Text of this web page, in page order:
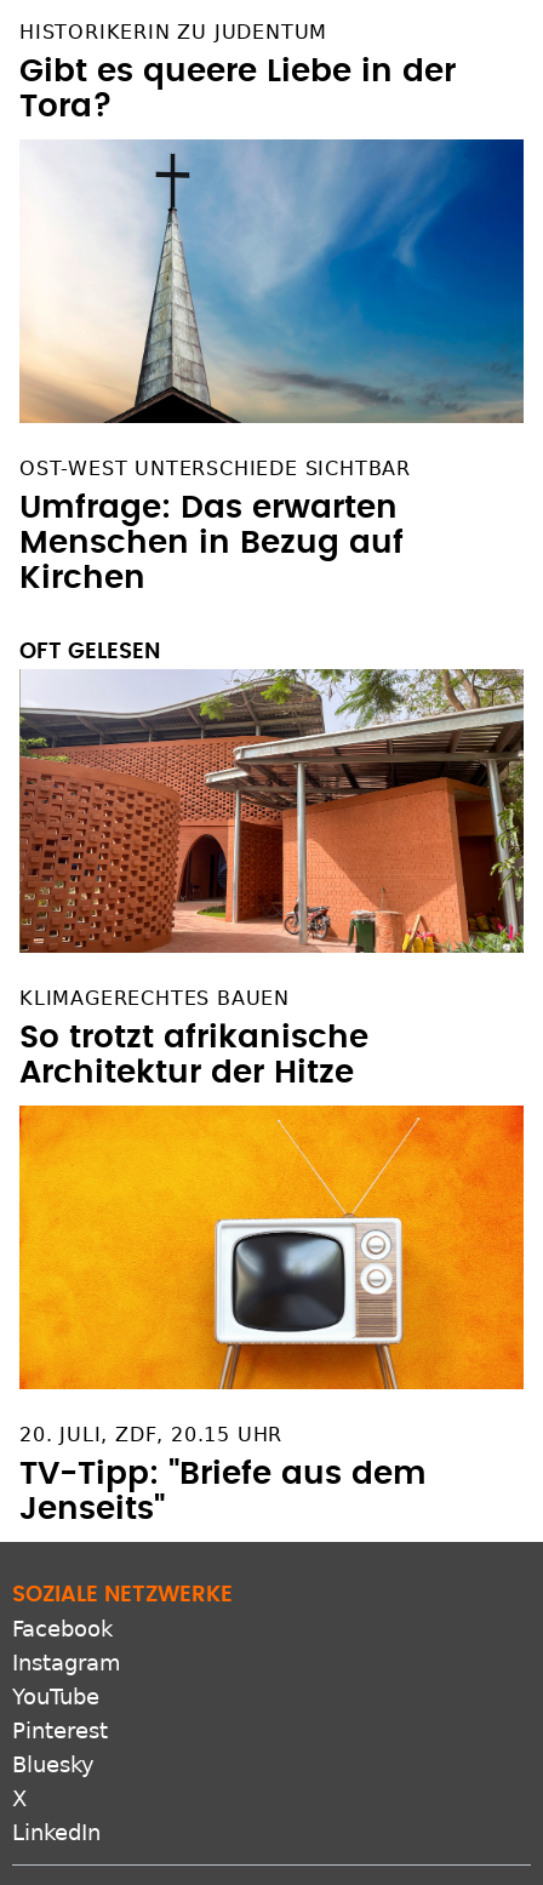
HISTORIKERIN ZU JUDENTUM
Gibt es queere Liebe in der
Tora?
OST-WEST UNTERSCHIEDE SICHTBAR
Umfrage: Das erwarten
Menschen in Bezug auf
Kirchen
OFT GELESEN
KLIMAGERECHTES BAUEN
So trotzt afrikanische
Architektur der Hitze
20. JULI, ZDF, 20.15 UHR
TV-Tipp: "Briefe aus dem
Jenseits"
SOZIALE NETZWERKE
Facebook
Instagram
YouTube
Pinterest
Bluesky
X
LinkedIn